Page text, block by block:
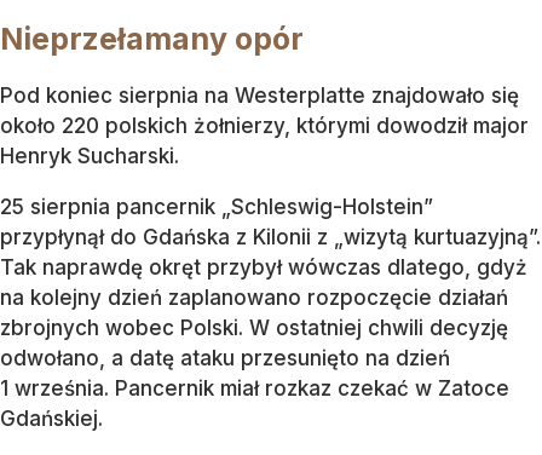
Nieprzełamany opór
Pod koniec sierpnia na Westerplatte znajdowało się
około 220 polskich żołnierzy, którymi dowodził major
Henryk Sucharski.
25 sierpnia pancernik „Schleswig-Holstein”
przypłynął do Gdańska z Kilonii z „wizytą kurtuazyjną”.
Tak naprawdę okręt przybył wówczas dlatego, gdyż
na kolejny dzień zaplanowano rozpoczęcie działań
zbrojnych wobec Polski. W ostatniej chwili decyzję
odwołano, a datę ataku przesunięto na dzień
1 września. Pancernik miał rozkaz czekać w Zatoce
Gdańskiej.